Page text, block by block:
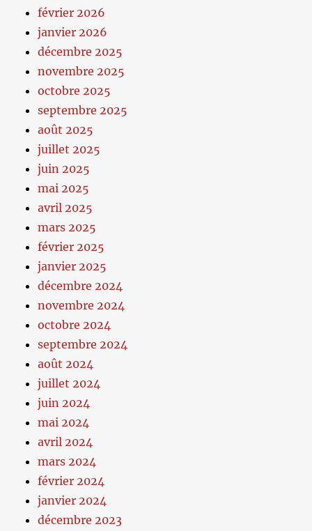
février 2026
janvier 2026
décembre 2025
novembre 2025
octobre 2025
septembre 2025
août 2025
juillet 2025
juin 2025
mai 2025
avril 2025
mars 2025
février 2025
janvier 2025
décembre 2024
novembre 2024
octobre 2024
septembre 2024
août 2024
juillet 2024
juin 2024
mai 2024
avril 2024
mars 2024
février 2024
janvier 2024
décembre 2023